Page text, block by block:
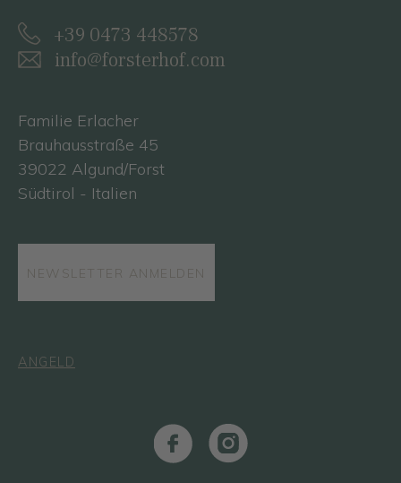
+39 0473 448578
info@forsterhof.com
Familie Erlacher
Brauhausstraße 45
39022 Algund/Forst
Südtirol - Italien
NEWSLETTER ANMELDEN
ANGELD